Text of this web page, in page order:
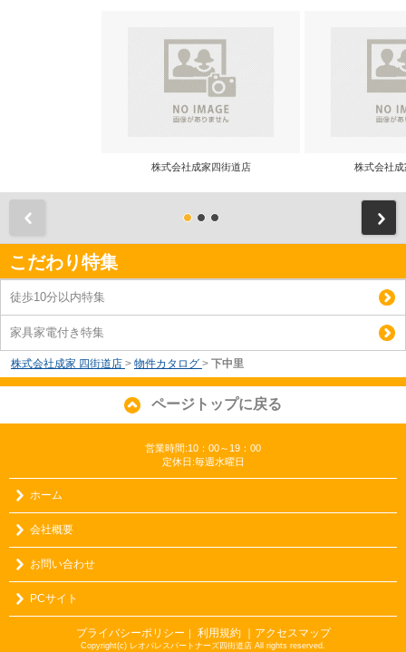
株式会社成家四街道店 株式会社
こだわり特集
徒歩10分以内特集
家具家電付き特集
株式会社成家 四街道店 > 物件カタログ > 下中里
ページトップに戻る
営業時間:10：00～19：00
定休日:毎週水曜日
ホーム
会社概要
お問い合わせ
PCサイト
プライバシーポリシー 利用規約 ｜アクセスマップ
Copyright(c) レオパレスパートナーズ四街道店 All rights reserved.